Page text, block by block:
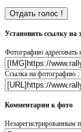
Установить ссылку на
Фотографию
Ссылка на фотографию :
Комментарии к фото
Незарегистрированным